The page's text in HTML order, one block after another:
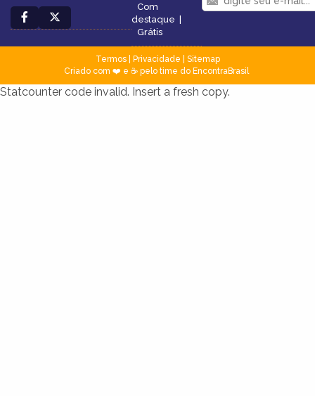
Com
destaque |
Grátis
Termos| Privacidade
Sitemap
Criado com ❤️ e ☕ pelo time do EncontraBrasil
Statcounter code invalid. Insert a fresh copy.